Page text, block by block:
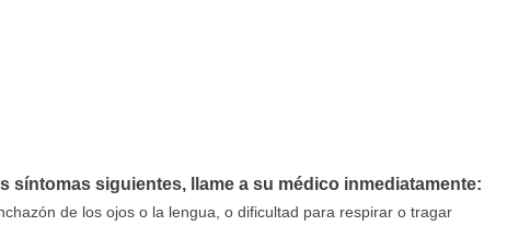
síntomas siguientes, llame a su médico inmediatamente:
de los ojos o la lengua, o dificultad para respirar o tragar